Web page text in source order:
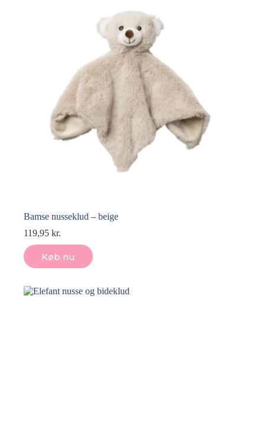
Bamse nusseklud – beige
119,95 kr.
Køb nu